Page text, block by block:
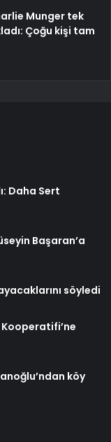
Munger tek
Çoğu kişi tam
Daha Sert
Başaran’a
söyledi
Kooperatifi’ne
köy